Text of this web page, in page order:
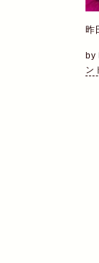
昨
by
ン